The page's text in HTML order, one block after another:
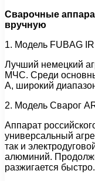
Сварочные
вручную
1. Модель FUBAG
Лучший немецкий
МЧС. Среди
А, широкий
2. Модель Сварог
Аппарат
универсальный
так и
алюминий.
разжигается быстро.